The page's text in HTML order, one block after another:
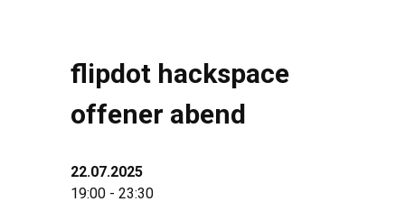
flipdot hackspace
offener abend
22.07.2025
19:00 - 23:30